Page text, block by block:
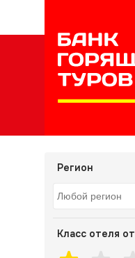
Регион
Класс отеля от